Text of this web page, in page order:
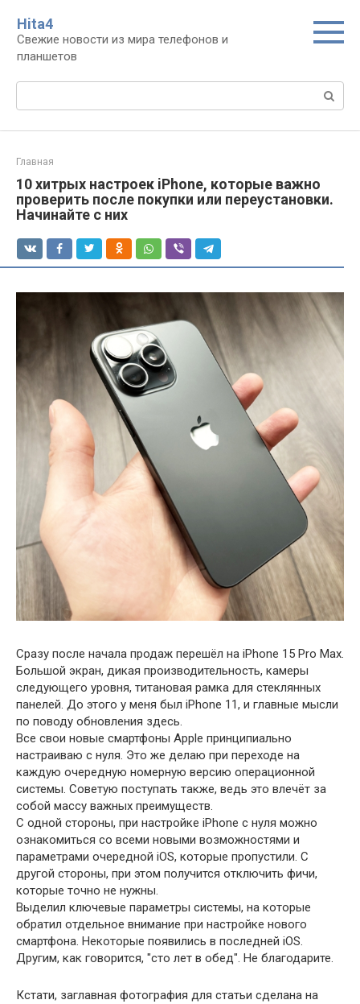
контенту
Нita4
Свежие новости из мира телефонов и
планшетов
Поиск:
Главная
10 хитрых настроек iPhone, которые важно
проверить после покупки или переустановки.
Начинайте с них
Сразу после начала продаж перешёл на iPhone 15 Pro Max.
Большой экран, дикая производительность, камеры
следующего уровня, титановая рамка для стеклянных
панелей. До этого у меня был iPhone 11, и главные мысли
по поводу обновления здесь.
Все свои новые смартфоны Apple принципиально
настраиваю с нуля. Это же делаю при переходе на
каждую очередную номерную версию операционной
системы. Советую поступать также, ведь это влечёт за
собой массу важных преимуществ.
С одной стороны, при настройке iPhone с нуля можно
ознакомиться со всеми новыми возможностями и
параметрами очередной iOS, которые пропустили. С
другой стороны, при этом получится отключить фичи,
которые точно не нужны.
Выделил ключевые параметры системы, на которые
обратил отдельное внимание при настройке нового
смартфона. Некоторые появились в последней iOS.
Другим, как говорится, "сто лет в обед". Не благодарите.
Кстати, заглавная фотография для статьи сделана на